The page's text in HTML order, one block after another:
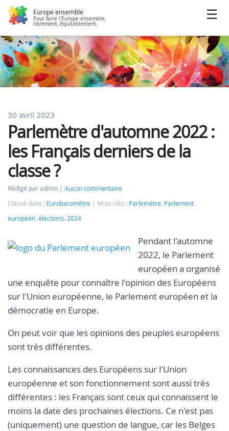
Europe ensemble
Pour faire l'Europe ensemble,
librement, équitablement.
30 avril 2023
Parlemètre d'automne 2022 :
les Français derniers de la
classe ?
Rédigé par admin
Aucun commentaire
Classé dans : Eurobaromètre Mots clés : Parlemètre, Parlement
européen, élections, 2024
Pendant l'automne
2022, le Parlement
européen a organisé
une enquête pour connaître l'opinion des Européens
sur l'Union européenne, le Parlement européen et la
démocratie en Europe.
On peut voir que les opinions des peuples européens
sont très différentes.
Les connaissances des Européens sur l'Union
européenne et son fonctionnement sont aussi très
différentes : les Français sont ceux qui connaissent le
moins la date des prochaines élections. Ce n'est pas
(uniquement) une question de langue, car les Belges